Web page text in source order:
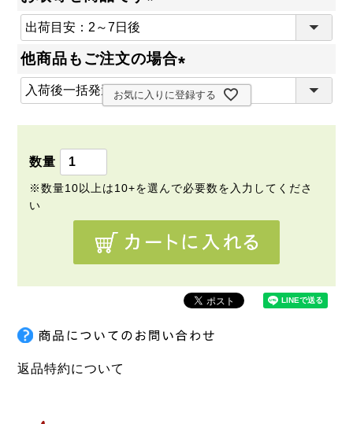
必
須
)
他商品もご注文の場合
(
お気に入りに登録する
返品特約について